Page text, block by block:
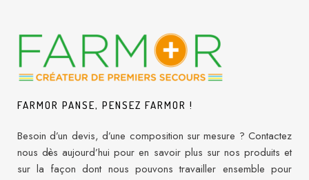
FARMOR PANSE, PENSEZ FARMOR !
Besoin d’un devis, d’une composition sur mesure ? Contactez
nous dès aujourd’hui pour en savoir plus sur nos produits et
sur la façon dont nous pouvons travailler ensemble pour